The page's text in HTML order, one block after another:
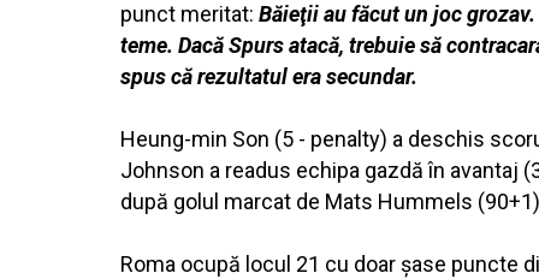
punct meritat: Băieţii au făcut un joc
teme. Dacă Spurs atacă, trebuie să
spus că rezultatul era secundar.
Heung-min Son (5 - penalty) a deschis
Johnson a readus echipa gazdă în avantaj
după golul marcat de Mats Hummels
Roma ocupă locul 21 cu doar şase puncte